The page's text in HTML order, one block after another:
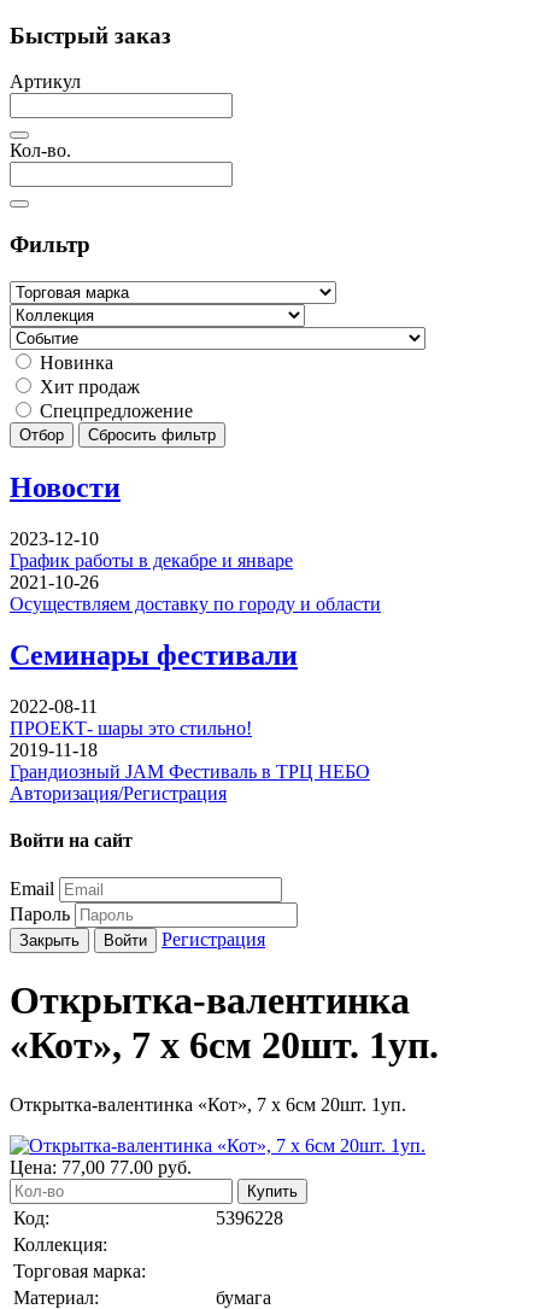
Быстрый заказ
Артикул
Кол-во.
Фильтр
Новинка
Хит продаж
Спецпредложение
Отбор Сбросить фильтр
Новости
2023-12-10
График работы в декабре и январе
2021-10-26
Осуществляем доставку по городу и области
Семинары фестивали
2022-08-11
ПРОЕКТ- шары это стильно!
2019-11-18
Грандиозный JAM Фестиваль в ТРЦ НЕБО
Авторизация/Регистрация
Войти на сайт
Email
Пароль
Закрыть Войти Регистрация
Открытка-валентинка
«Кот», 7 х 6см 20шт. 1уп.
Открытка-валентинка «Кот», 7 х 6см 20шт. 1уп.
Цена: 77,00 77.00 руб.
Купить
Код:
5396228
Коллекция:
Торговая марка:
Материал:
бумага